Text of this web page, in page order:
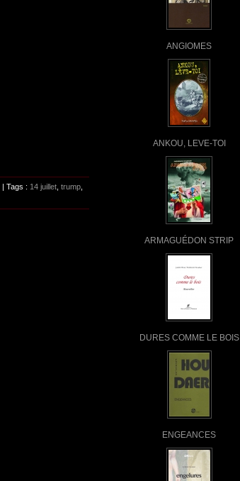
ANGIOMES
ANKOU, LEVE-TOI
ARMAGUÉDON STRIP
DURES COMME LE BOIS
ENGEANCES
| Tags : 14 juillet, trump,